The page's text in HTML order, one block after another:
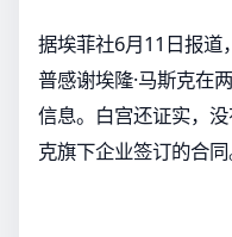
据埃菲社6月11日报道
普感谢埃隆·马斯克在
信息。白宫还证实，
克旗下企业签订的合同